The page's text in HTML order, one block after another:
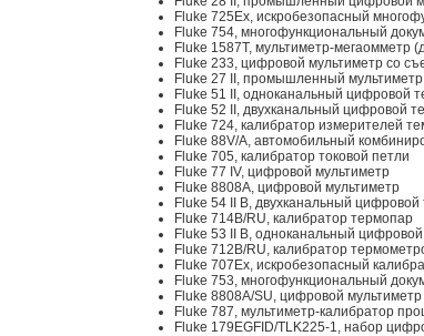
Fluke 725Ex, искробезопасный
Fluke 754, многофункциональный
Fluke 1587T, мультиметр-мегаомметр
Fluke 233, цифровой мультиметр со
Fluke 27 II, промышленный
Fluke 51 II, одноканальный цифровой
Fluke 52 II, двухканальный цифровой
Fluke 724, калибратор измерителей
Fluke 88V/A, автомобильный
Fluke 705, калибратор токовой петли
Fluke 77 IV, цифровой мультиметр
Fluke 8808A, цифровой мультиметр
Fluke 54 II B, двухканальный
Fluke 714B/RU, калибратор термопар
Fluke 53 II B, одноканальный
Fluke 712B/RU, калибратор
Fluke 707Ex, искробезопасный
Fluke 753, многофункциональный
Fluke 8808A/SU, цифровой
Fluke 787, мультиметр-калибратор
Fluke 179EGFID/TLK225-1, набор